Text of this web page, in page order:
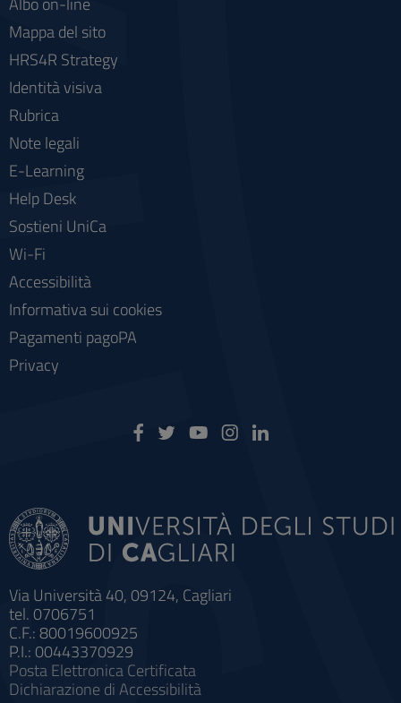
Via Università 40, 09124, Cagliari
tel. 0706751
C.F.: 80019600925
P.I.: 00443370929
Posta Elettronica Certificata
Dichiarazione di Accessibilità
Mappa del sito
HRS4R Strategy
Identità visiva
Rubrica
Note legali
E-Learning
Help Desk
Sostieni UniCa
Wi-Fi
Accessibilità
Informativa sui cookies
Pagamenti pagoPA
Privacy